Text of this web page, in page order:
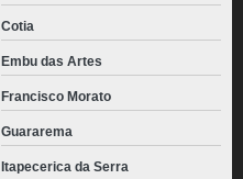
Cotia
Embu das Artes
Francisco Morato
Guararema
Itapecerica da Serra